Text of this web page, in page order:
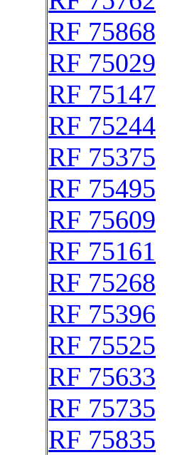
RF 75868
RF 75029
RF 75147
RF 75244
RF 75375
RF 75495
RF 75609
RF 75161
RF 75268
RF 75396
RF 75525
RF 75633
RF 75735
RF 75835